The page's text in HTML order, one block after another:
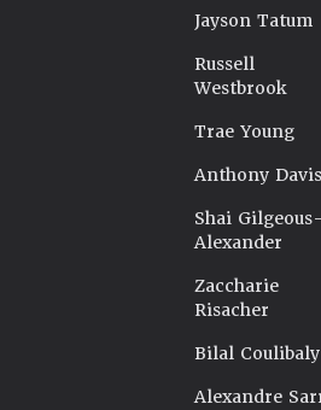
Jayson Tatum
Russell
Westbrook
Trae Young
Anthony Davis
Shai Gilgeous-
Alexander
Zaccharie
Risacher
Bilal Coulibaly
Alexandre